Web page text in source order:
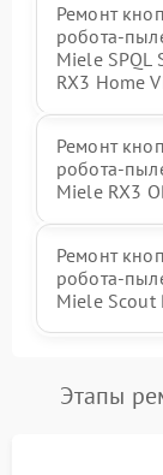
Ремонт
робота-
Miele SPQL
RX3 Home
Ремонт
робота-
Miele RX3
Ремонт
робота-
Miele Scout
Этапы